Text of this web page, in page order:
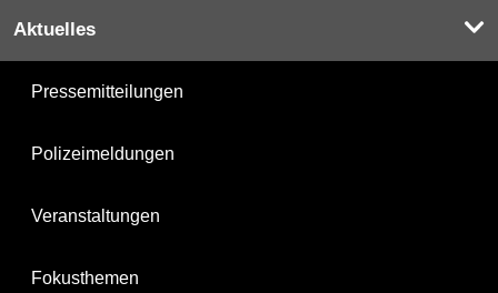
Aktuelles
Pressemitteilungen
Polizeimeldungen
Veranstaltungen
Fokusthemen